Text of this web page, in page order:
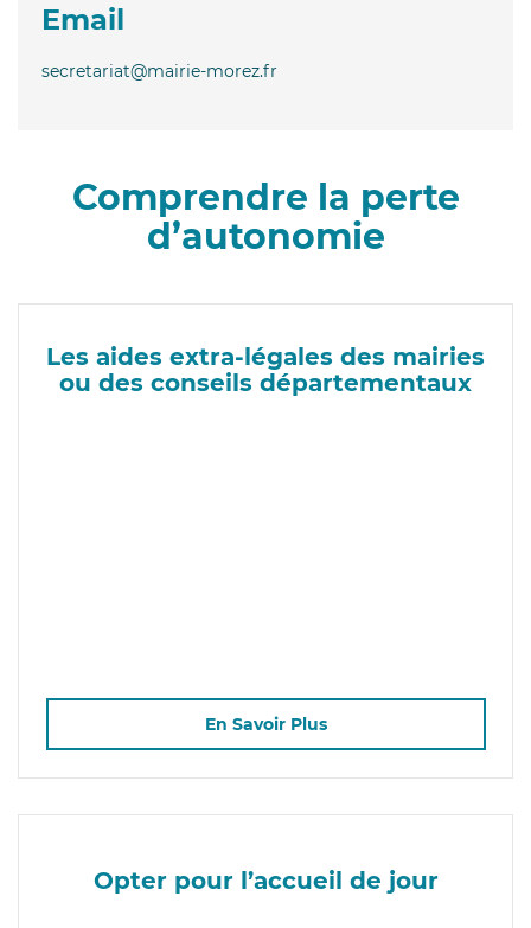
Email
secretariat@mairie-morez.fr
Comprendre la perte
d’autonomie
Les aides extra-légales des mairies
ou des conseils départementaux
En Savoir Plus
Opter pour l’accueil de jour